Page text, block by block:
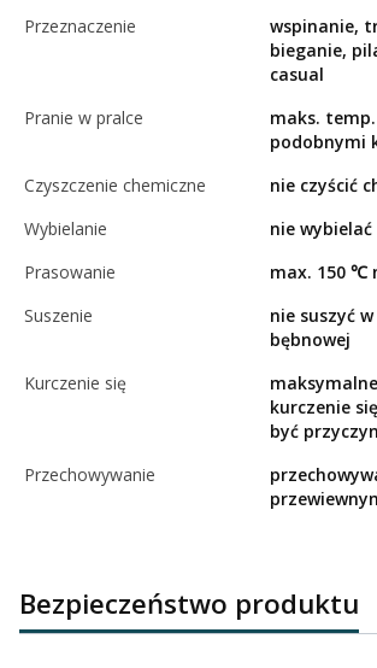
Przeznaczenie
wspinanie,
bieganie,
casual
Pranie w pralce
maks.
podobnymi
Czyszczenie chemiczne
nie czyścić
Wybielanie
nie wybielać
Prasowanie
max. 150 ℃
Suszenie
nie suszyć
bębnowej
Kurczenie się
kurczenie
być
Przechowywanie
Bezpieczeństwo produktu